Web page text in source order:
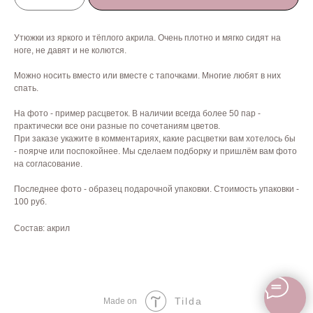
Утюжки из яркого и тёплого акрила. Очень плотно и мягко сидят на
ноге, не давят и не колются.
Можно носить вместо или вместе с тапочками. Многие любят в них
спать.
На фото - пример расцветок. В наличии всегда более 50 пар -
практически все они разные по сочетаниям цветов.
При заказе укажите в комментариях, какие расцветки вам хотелось бы
- поярче или поспокойнее. Мы сделаем подборку и пришлём вам фото
на согласование.
Последнее фото - образец подарочной упаковки. Стоимость упаковки -
100 руб.
Состав: акрил
Made on Tilda